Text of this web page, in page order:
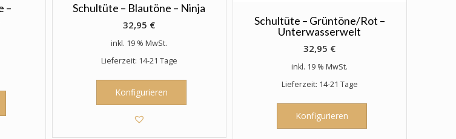
–
Schultüte – Blautöne – Ninja
32,95 €
inkl. 19 % MwSt.
Lieferzeit: 14-21 Tage
Konfigurieren
Schultüte – Grüntöne/Rot –
Unterwasserwelt
32,95 €
inkl. 19 % MwSt.
Lieferzeit: 14-21 Tage
Konfigurieren